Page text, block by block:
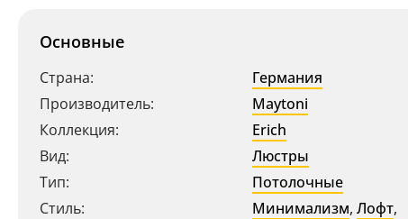
Основные
Страна:
Германия
Производитель:
Maytoni
Коллекция:
Erich
Вид:
Люстры
Тип:
Потолочные
Стиль:
Минимализм, Лофт,